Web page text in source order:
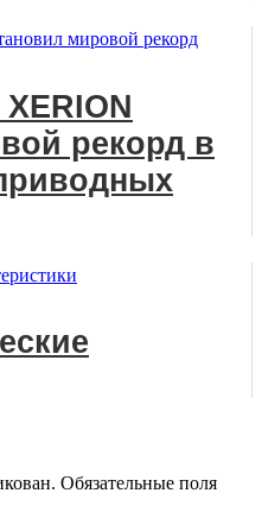
рекорд в
Обязательные поля